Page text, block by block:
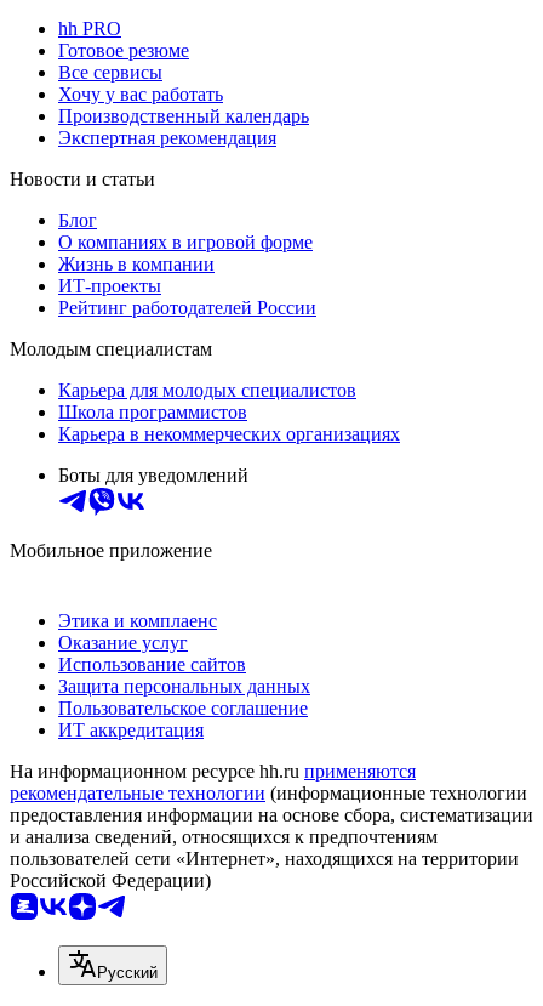
hh PRO
Готовое резюме
Все сервисы
Хочу у вас работать
Производственный календарь
Экспертная рекомендация
Новости и статьи
Блог
О компаниях в игровой форме
Жизнь в компании
ИТ-проекты
Рейтинг работодателей России
Молодым специалистам
Карьера для молодых специалистов
Школа программистов
Карьера в некоммерческих организациях
Боты для уведомлений
Мобильное приложение
Этика и комплаенс
Оказание услуг
Использование сайтов
Защита персональных данных
Пользовательское соглашение
ИТ аккредитация
На информационном ресурсе hh.ru применяются
рекомендательные технологии (информационные технологии
предоставления информации на основе сбора, систематизации
и анализа сведений, относящихся к предпочтениям
пользователей сети «Интернет», находящихся на территории
Российской Федерации)
Русский